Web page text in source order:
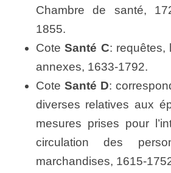
Chambre de santé,
1855.
CoteSanté C: requêtes,
annexes, 1633-1792.
Cote Santé D:
diverses relatives aux
mesures prises pour
circulation des
marchandises, 1615-